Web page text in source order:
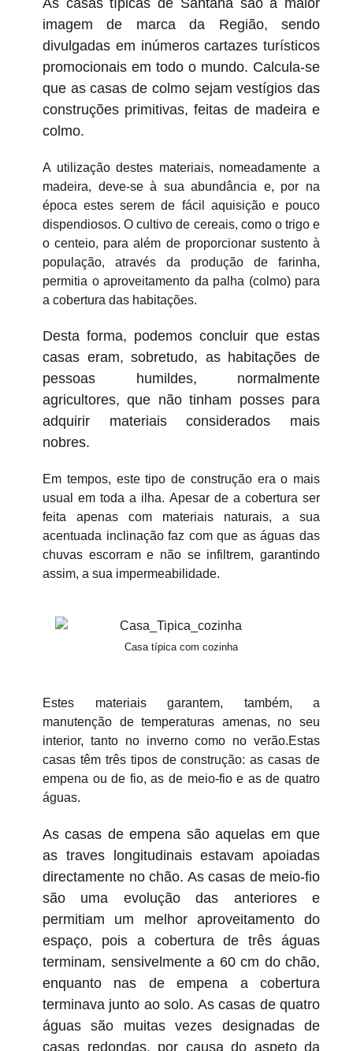
imagem de marca da Região, sendo
divulgadas em inúmeros cartazes turísticos
promocionais em todo o mundo. Calcula-se
que as casas de colmo sejam vestígios das
construções primitivas, feitas de madeira e
colmo.
A utilização destes materiais, nomeadamente a
madeira, deve-se à sua abundância e, por na
época estes serem de fácil aquisição e pouco
dispendiosos. O cultivo de cereais, como o trigo e
o centeio, para além de proporcionar sustento à
população, através da produção de farinha,
permitia o aproveitamento da palha (colmo) para
a cobertura das habitações.
Desta forma, podemos concluir que estas
casas eram, sobretudo, as habitações de
pessoas humildes, normalmente
agricultores, que não tinham posses para
adquirir materiais considerados mais
nobres.
Em tempos, este tipo de construção era o mais
usual em toda a ilha. Apesar de a cobertura ser
feita apenas com materiais naturais, a sua
acentuada inclinação faz com que as águas das
chuvas escorram e não se infiltrem, garantindo
assim, a sua impermeabilidade.
Casa típica com cozinha
Estes materiais garantem, também, a
manutenção de temperaturas amenas, no seu
interior, tanto no inverno como no verão.Estas
casas têm três tipos de construção: as casas de
empena ou de fio, as de meio-fio e as de quatro
águas.
As casas de empena são aquelas em que
as traves longitudinais estavam apoiadas
directamente no chão. As casas de meio-fio
são uma evolução das anteriores e
permitiam um melhor aproveitamento do
espaço, pois a cobertura de três águas
terminam, sensivelmente a 60 cm do chão,
enquanto nas de empena a cobertura
terminava junto ao solo. As casas de quatro
águas são muitas vezes designadas de
casas redondas, por causa do aspeto da